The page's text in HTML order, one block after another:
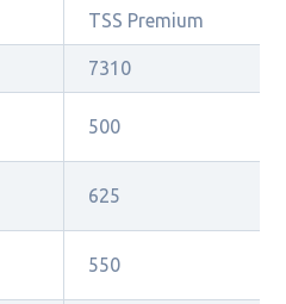
TSS Premium
7310
500
625
550